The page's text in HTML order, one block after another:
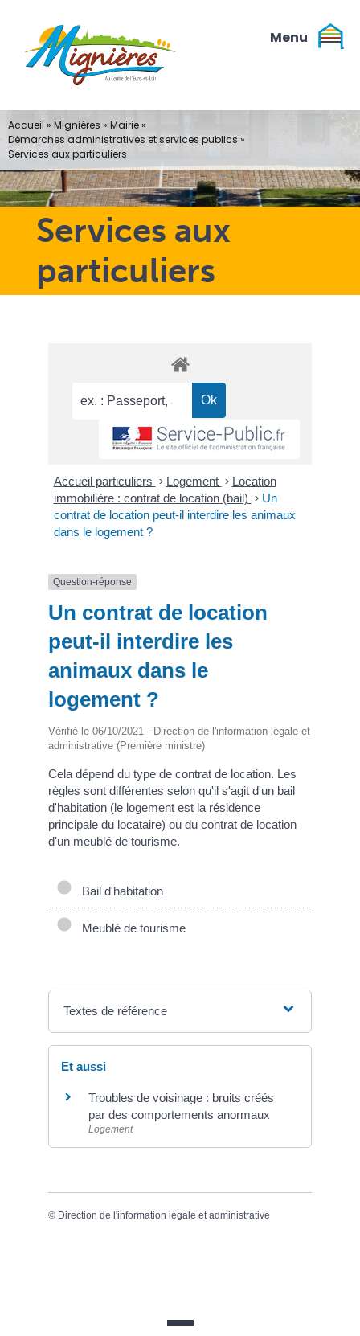
contenu
Services aux
particuliers
Accueil » Mignières » Mairie»
Démarches administratives et services publics »
Services aux particuliers
Accueil particuliers > Logement > Location
immobilière : contrat de location (bail) > Un
contrat de location peut-il interdire les animaux
dans le logement ?
Question-réponse
Un contrat de location
peut-il interdire les
animaux dans le
logement ?
Vérifié le 06/10/2021 - Direction de l'information légale et
administrative (Première ministre)
Cela dépend du type de contrat de location. Les
règles sont différentes selon qu'il s'agit d'un bail
d'habitation (le logement est la résidence
principale du locataire) ou du contrat de location
d'un meublé de tourisme.
Bail d'habitation
Meublé de tourisme
Textes de référence
Et aussi
Troubles de voisinage : bruits créés
par des comportements anormaux
Logement
© Direction de l'information légale et administrative